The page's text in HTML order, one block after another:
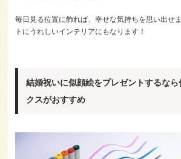
毎日見る位置に飾れば、幸せな気持ちを思い出せ
トにうれしいインテリアにもなります！
結婚祝いに似顔絵をプレゼントするな
クスがおすすめ